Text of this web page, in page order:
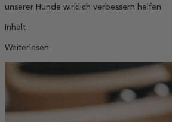
unserer Hunde wirklich verbessern helfen.
Inhalt
Weiterlesen